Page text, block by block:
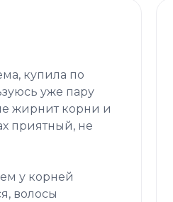
купила по
уже пару
жирнит корни и
приятный, не
у корней
волосы